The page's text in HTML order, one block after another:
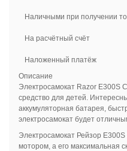
Наличными при получении
На расчётный счёт
Наложенный платёж
Описание
Электросамокат Razor E300S
средство для детей.
аккумуляторная батарея,
электросамокат будет
Электросамокат Рейзор
мотором, а его максимальная